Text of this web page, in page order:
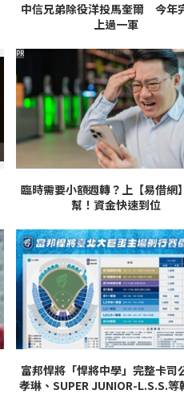
中信兄弟除役洋投馬奎爾 今年
上過一軍
臨時需要小額週轉？上【易借網
幫！資金快速到位
PR
富邦悍將「悍將中學」完整卡司
孝琳、SUPER JUNIOR-L.S.S.等